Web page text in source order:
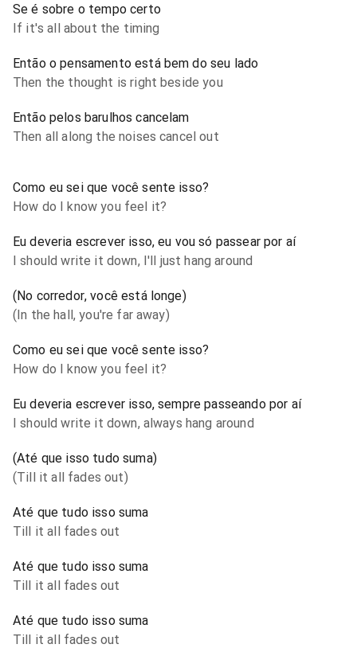
Se é sobre o tempo certo
If it's all about the timing
Então o pensamento está bem do seu lado
Then the thought is right beside you
Então pelos barulhos cancelam
Then all along the noises cancel out
Como eu sei que você sente isso?
How do I know you feel it?
Eu deveria escrever isso, eu vou só passear por aí
I should write it down, I'll just hang around
(No corredor, você está longe)
(In the hall, you're far away)
Como eu sei que você sente isso?
How do I know you feel it?
Eu deveria escrever isso, sempre passeando por aí
I should write it down, always hang around
(Até que isso tudo suma)
(Till it all fades out)
Até que tudo isso suma
Till it all fades out
Até que tudo isso suma
Till it all fades out
Até que tudo isso suma
Till it all fades out